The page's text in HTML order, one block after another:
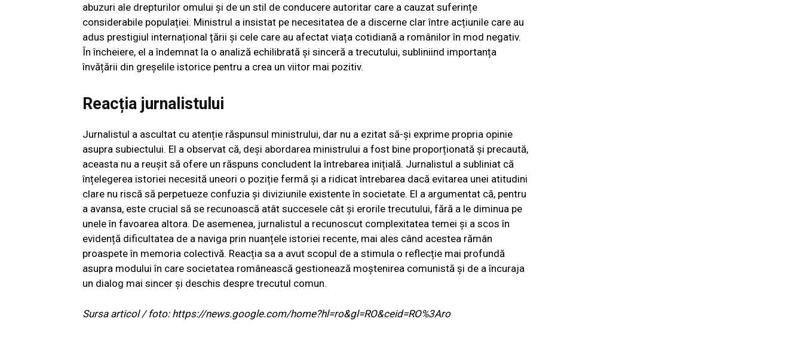
abuzuri ale drepturilor omului și de un stil de conducere autoritar care a cauzat suferințe
considerabile populației. Ministrul a insistat pe necesitatea de a discerne clar între acțiunile care au
adus prestigiul internațional țării și cele care au afectat viața cotidiană a românilor în mod negativ.
În încheiere, el a îndemnat la o analiză echilibrată și sinceră a trecutului, subliniind importanța
învățării din greșelile istorice pentru a crea un viitor mai pozitiv.
Reacția jurnalistului
Jurnalistul a ascultat cu atenție răspunsul ministrului, dar nu a ezitat să-și exprime propria opinie
asupra subiectului. El a observat că, deși abordarea ministrului a fost bine proporționată și precaută,
aceasta nu a reușit să ofere un răspuns concludent la întrebarea inițială. Jurnalistul a subliniat că
înțelegerea istoriei necesită uneori o poziție fermă și a ridicat întrebarea dacă evitarea unei atitudini
clare nu riscă să perpetueze confuzia și diviziunile existente în societate. El a argumentat că, pentru
a avansa, este crucial să se recunoască atât succesele cât și erorile trecutului, fără a le diminua pe
unele în favoarea altora. De asemenea, jurnalistul a recunoscut complexitatea temei și a scos în
evidență dificultatea de a naviga prin nuanțele istoriei recente, mai ales când acestea rămân
proaspete în memoria colectivă. Reacția sa a avut scopul de a stimula o reflecție mai profundă
asupra modului în care societatea românească gestionează moștenirea comunistă și de a încuraja
un dialog mai sincer și deschis despre trecutul comun.
Sursa articol / foto: https://news.google.com/home?hl=ro&gl=RO&ceid=RO%3Aro